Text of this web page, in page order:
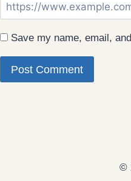
Save my name, email,
©